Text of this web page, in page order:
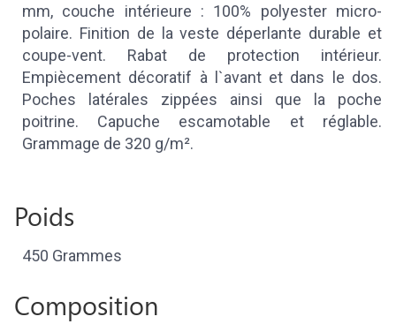
mm, couche intérieure : 100% polyester micro-
polaire. Finition de la veste déperlante durable et
coupe-vent. Rabat de protection intérieur.
Empiècement décoratif à l`avant et dans le dos.
Poches latérales zippées ainsi que la poche
poitrine. Capuche escamotable et réglable.
Grammage de 320 g/m².
Poids
450 Grammes
Composition